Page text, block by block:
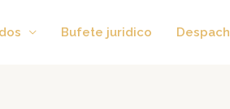
Bufete juridico